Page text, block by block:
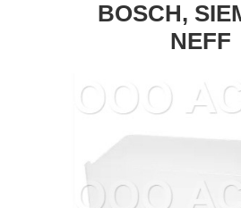
BOSCH,
NEFF